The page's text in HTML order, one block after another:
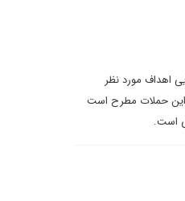
اهداف مورد نظر
این حملات مطرح است
است.